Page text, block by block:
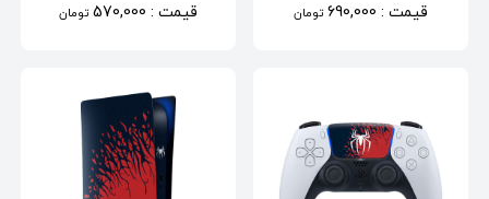
قیمت : 690,000 تومان قیمت : 570,000 تومان